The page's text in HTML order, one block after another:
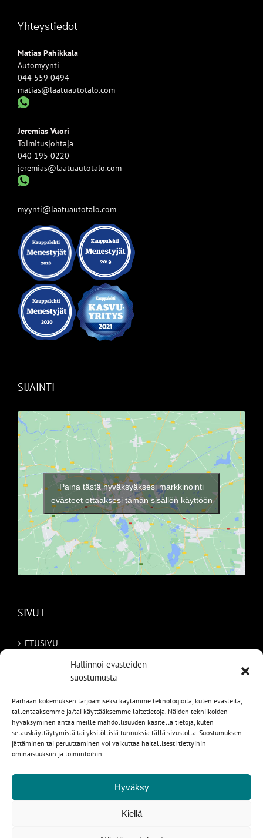
Hallinnoi evästeiden
suostumusta
Parhaan kokemuksen tarjoamiseksi käytämme teknologioita, kuten evästeitä,
tallentaaksemme ja/tai käyttääksemme laitetietoja. Näiden tekniikoiden
hyväksyminen antaa meille mahdollisuuden käsitellä tietoja, kuten
selauskäyttäytymistä tai yksilöllisiä tunnuksia tällä sivustolla. Suostumuksen
jättäminen tai peruuttaminen voi vaikuttaa haitallisesti tiettyihin
ominaisuuksiin ja toimintoihin.
Hyväksy
Kiellä
Yhteystiedot
Matias Pahikkala
Automyynti
044 559 0494
matias@laatuautotalo.com
Jeremias Vuori
Toimitusjohtaja
040 195 0220
jeremias@laatuautotalo.com
myynti@laatuautotalo.com
SIJAINTI
Paina tästä hyväksyäksesi markkinointi
evästeet ottaaksesi tämän sisällön käyttöön
SIVUT
ETUSIVU
TILAA AUTO RUOTSISTA
PALVELUT